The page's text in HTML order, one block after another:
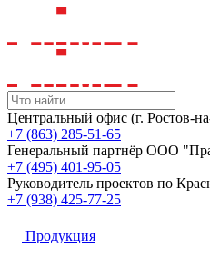
Центральный офис (г. Ростов-
+7 (863) 285-51-65
Генеральный партнёр ООО
+7 (495) 401-95-05
Руководитель проектов по
+7 (938) 425-77-25
Продукция